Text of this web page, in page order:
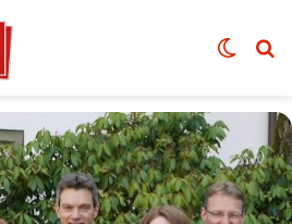
Skin